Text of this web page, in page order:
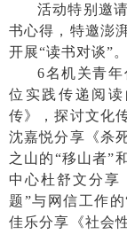
活动特别邀
书心得，特邀澎
开展“读书对谈”。
6名机关青
位实践传递阅
传》，探讨文化
沈嘉悦分享《杀
之山的“移山者”
中心杜舒文分享
题”与网信工作
佳乐分享《社会